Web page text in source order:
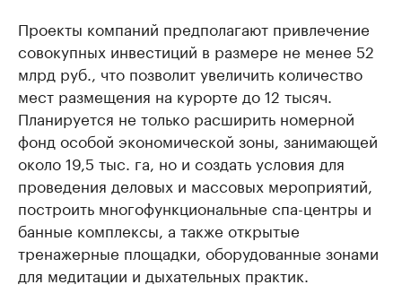
Проекты компаний предполагают привлечение
совокупных инвестиций в размере не менее 52
млрд руб., что позволит увеличить количество
мест размещения на курорте до 12 тысяч.
Планируется не только расширить номерной
фонд особой экономической зоны, занимающей
около 19,5 тыс. га, но и создать условия для
проведения деловых и массовых мероприятий,
построить многофункциональные спа-центры и
банные комплексы, а также открытые
тренажерные площадки, оборудованные зонами
для медитации и дыхательных практик.